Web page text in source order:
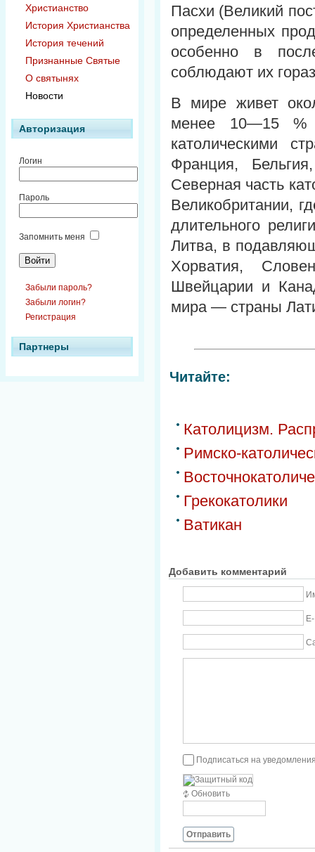
Христианство
История Христианства
История течений
Признанные Святые
О святынях
Новости
Авторизация
Логин
Пароль
Запомнить меня
Забыли пароль?
Забыли логин?
Регистрация
Партнеры
Пасхи (Великий
определенных
особенно в
соблюдают их
В мире живет
менее 10—15 %
католическими
Франция,
Северная часть
Великобритании,
длительного
Литва, в
Хорватия,
Швейцарии и
мира — страны
Читайте:
Католицизм.
Римско-
Грекокатолики
Ватикан
Добавить комментарий
Подписаться на
Обновить
Отправить